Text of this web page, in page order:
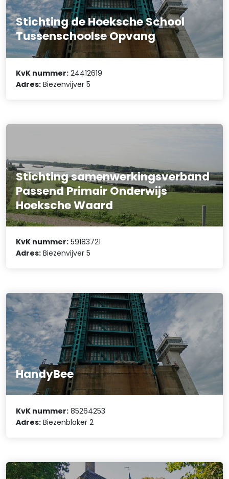
Stichting de Hoeksche School
Tussenschoolse Opvang
KvK nummer: 24412619
Adres: Biezenvijver 5
Stichting samenwerkingsverband
Passend Primair Onderwijs
Hoeksche Waard
KvK nummer: 59183721
Adres: Biezenvijver 5
HandyBee
KvK nummer: 85264253
Adres: Biezenbloker 2